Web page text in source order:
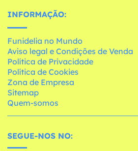
INFORMAÇÃO:
Funidelia no Mundo
Aviso legal e Condições de Venda
Política de Privacidade
Política de Cookies
Zona de Empresa
Sitemap
Quem-somos
SEGUE-NOS NO: